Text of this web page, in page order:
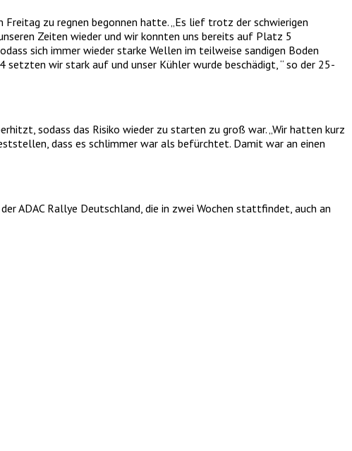
zu regnen begonnen hatte. „Es lief trotz der schwierigen
Zeiten wieder und wir konnten uns bereits auf Platz 5
sich immer wieder starke Wellen im teilweise sandigen Boden
setzten wir stark auf und unser Kühler wurde beschädigt, “ so der 25-
sodass das Risiko wieder zu starten zu groß war. „Wir hatten kurz
dass es schlimmer war als befürchtet. Damit war an einen
ADAC Rallye Deutschland, die in zwei Wochen stattfindet, auch an